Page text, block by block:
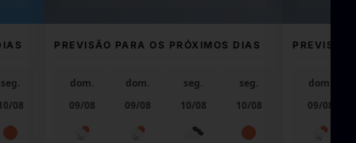
ter.
11/08
PREVISÃO PARA OS PRÓXIMOS DIAS
09/08
dom.
09/08
seg.
10/08
seg.
10/08
ter.
11/08
PREVISÃO PARA
09/08
dom.
09/08